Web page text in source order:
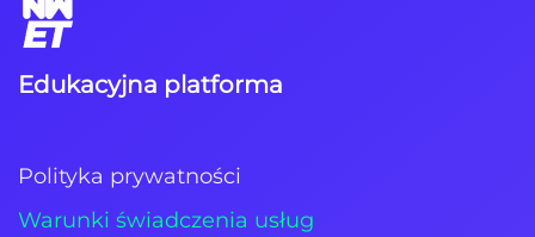
Edukacyjna platforma
Polityka prywatności
Warunki świadczenia usług